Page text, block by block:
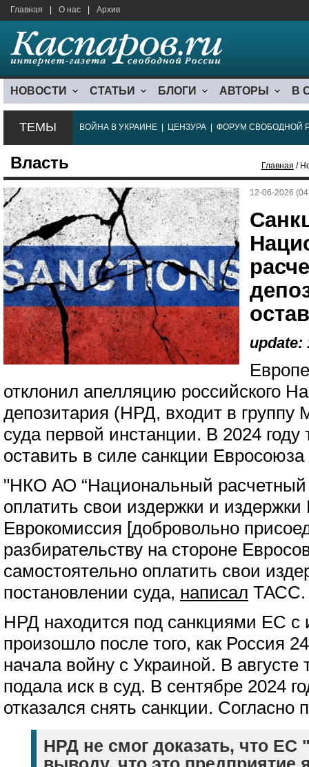
Главная О нас Архив
НОВОСТИ СТАТЬИ БЛОГИ АВТОРЫ В
ТЕМЫ ВОЙНА В УКРАИНЕ ЦЕНЗУРА ФОРУМ СВОБОДНОЙ
Власть Главная /
12-06-2026
update:
отклонил апелляцию российского
депозитария (НРД, входит в
суда первой инстанции. В 2024 году
оставить в силе санкции
"НКО АО “Национальный расчетный
оплатить свои издержки и издержки
Еврокомиссия [добровольно
разбирательству на стороне
самостоятельно оплатить свои
постановлении суда, написал ТАСС.
НРД находится под санкциями ЕС с
произошло после того, как Россия
начала войну с Украиной. В августе
подала иск в суд. В сентябре 2024
отказался снять санкции. Согласно
НРД не смог доказать, что ЕС